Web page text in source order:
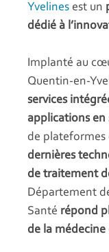
Yvelines est un
dédié à
Implanté au
Quentin-en-
services
applications
de
dernières
de traitement
Département
Santé répond
de la médecine